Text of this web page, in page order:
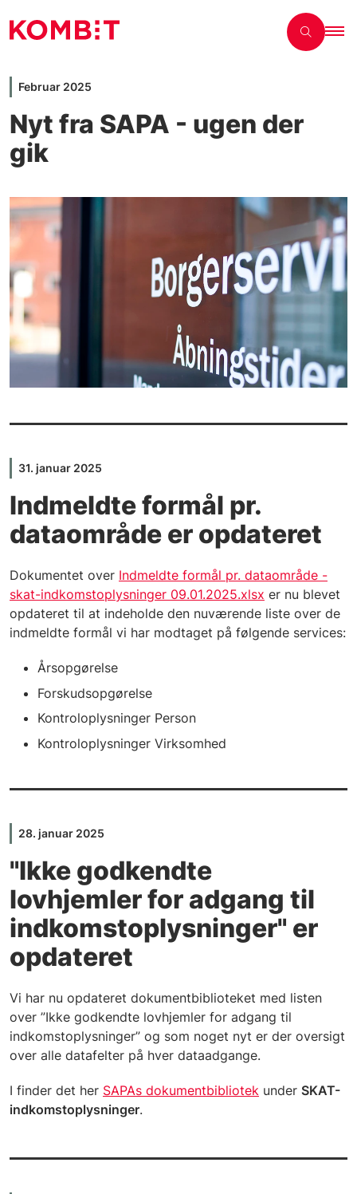
Februar 2025
Nyt fra SAPA - ugen der
gik
31. januar 2025
Indmeldte formål pr.
dataområde er opdateret
Dokumentet over Indmeldte formål pr. dataområde -
skat-indkomstoplysninger 09.01.2025.xlsx er nu blevet
opdateret til at indeholde den nuværende liste over de
indmeldte formål vi har modtaget på følgende services:
Årsopgørelse
Forskudsopgørelse
Kontroloplysninger Person
Kontroloplysninger Virksomhed
28. januar 2025
"Ikke godkendte
lovhjemler for adgang til
indkomstoplysninger" er
opdateret
Vi har nu opdateret dokumentbiblioteket med listen
over ”Ikke godkendte lovhjemler for adgang til
indkomstoplysninger” og som noget nyt er der oversigt
over alle datafelter på hver dataadgange.
I finder det her SAPAs dokumentbibliotek under SKAT-
indkomstoplysninger.